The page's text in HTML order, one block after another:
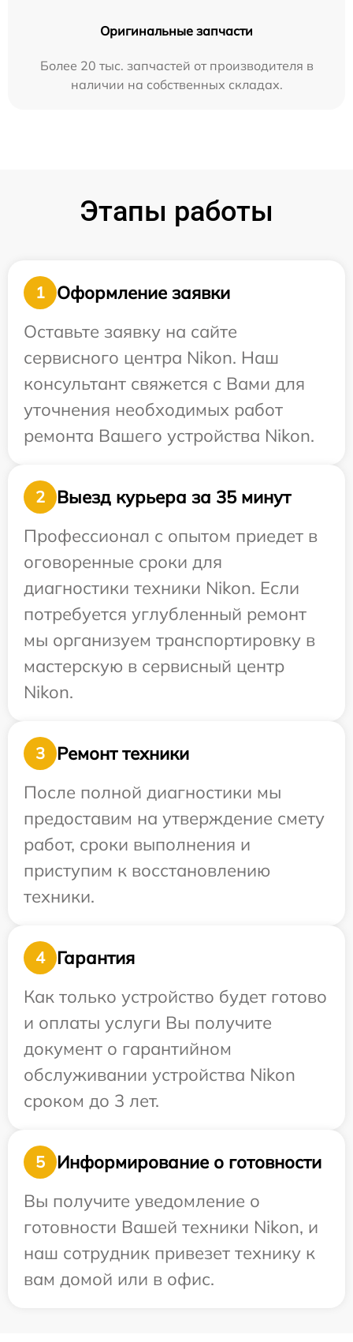
Оригинальные запчасти
Более 20 тыс. запчастей от производителя в
наличии на собственных складах.
Этапы работы
1
Оформление заявки
Оставьте заявку на сайте
сервисного центра Nikon. Наш
консультант свяжется с Вами для
уточнения необходимых работ
ремонта Вашего устройства Nikon.
2
Выезд курьера за 35 минут
Профессионал с опытом приедет в
оговоренные сроки для
диагностики техники Nikon. Если
потребуется углубленный ремонт
мы организуем транспортировку в
мастерскую в сервисный центр
Nikon.
3
Ремонт техники
После полной диагностики мы
предоставим на утверждение смету
работ, сроки выполнения и
приступим к восстановлению
техники.
4
Гарантия
Как только устройство будет готово
и оплаты услуги Вы получите
документ о гарантийном
обслуживании устройства Nikon
сроком до 3 лет.
5
Информирование о готовности
Вы получите уведомление о
готовности Вашей техники Nikon, и
наш сотрудник привезет технику к
вам домой или в офис.